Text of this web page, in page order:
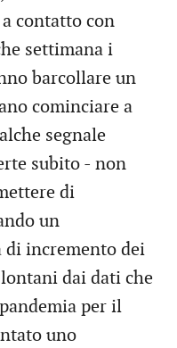
contatto con
settimana i
barcollare un
cominciare a
segnale
subito - non
di
un
di incremento dei
dai dati che
per il
uno